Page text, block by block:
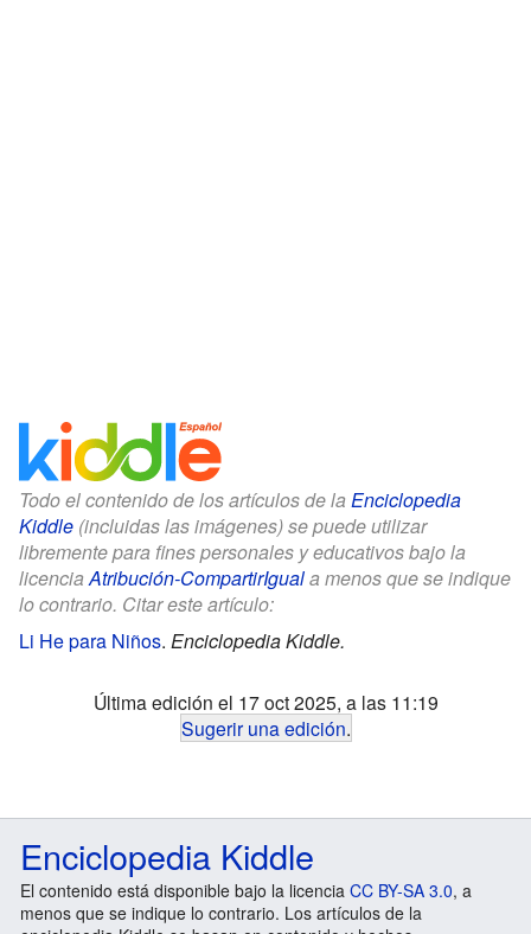
Todo el contenido de los artículos de la Enciclopedia
Kiddle (incluidas las imágenes) se puede utilizar
libremente para fines personales y educativos bajo la
licencia Atribución-CompartirIguala menos que se indique
lo contrario. Citar este artículo:
Li He para Niños. Enciclopedia Kiddle.
Última edición el 17 oct 2025, a las 11:19
Sugerir una edición.
Enciclopedia Kiddle
El contenido está disponible bajo la licencia CC BY-SA 3.0, a
menos que se indique lo contrario. Los artículos de la